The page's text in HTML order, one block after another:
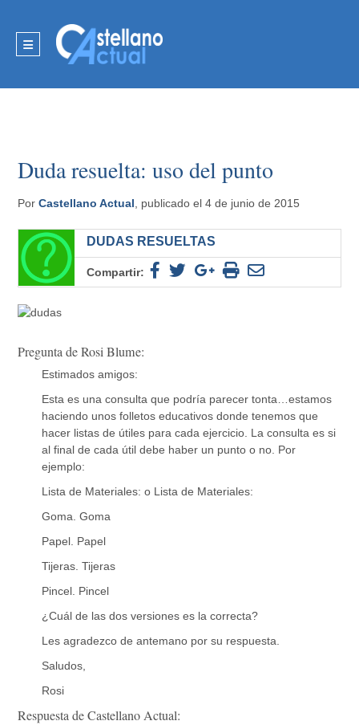
Duda resuelta: uso del punto
PorCastellano Actual , publicado el 4 de junio de 2015
DUDAS RESUELTAS
Compartir:
Pregunta de Rosi Blume:
Estimados amigos:
Esta es una consulta que podría parecer tonta…estamos
haciendo unos folletos educativos donde tenemos que
hacer listas de útiles para cada ejercicio. La consulta es si
al final de cada útil debe haber un punto o no. Por
ejemplo:
Lista de Materiales: o Lista de Materiales:
Goma. Goma
Papel. Papel
Tijeras. Tijeras
Pincel. Pincel
¿Cuál de las dos versiones es la correcta?
Les agradezco de antemano por su respuesta.
Saludos,
Rosi
Respuesta de Castellano Actual: